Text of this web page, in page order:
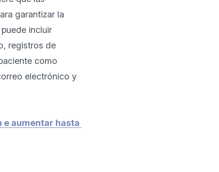
garantizar la
incluir
registros de
como
electrónico y
e aumentar hasta